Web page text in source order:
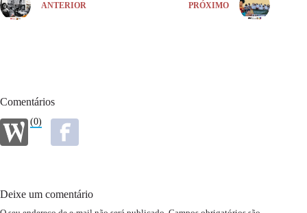
ANTERIOR PRÓXIMO
Comentários
(0)
Deixe um comentário